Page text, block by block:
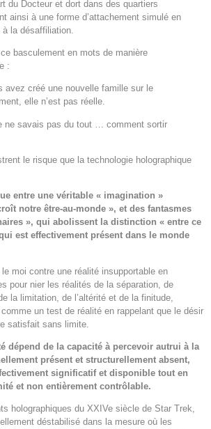
du Docteur et dort dans des quartiers
ainsi à une forme d’attachement simulé en
la désaffiliation.
basculement en mots de manière
:
avez créé une nouvelle famille sur le
elle n’est pas réelle.
ne savais pas du tout … comment sortir
le risque que la technologie holographique
entre une véritable « imagination »
notre être-au-monde », et des fantasmes
», qui abolissent la distinction « entre ce
est effectivement présent dans le monde
moi contre une réalité insupportable en
pour nier les réalités de la séparation, de
la limitation, de l’altérité et de la finitude,
un test de réalité en rappelant que le désir
satisfait sans limite.
dépend de la capacité à percevoir autrui à la
présent et structurellement absent,
significatif et disponible tout en
et non entièrement contrôlable.
holographiques du XXIVe siècle de Star Trek,
déstabilisé dans la mesure où les